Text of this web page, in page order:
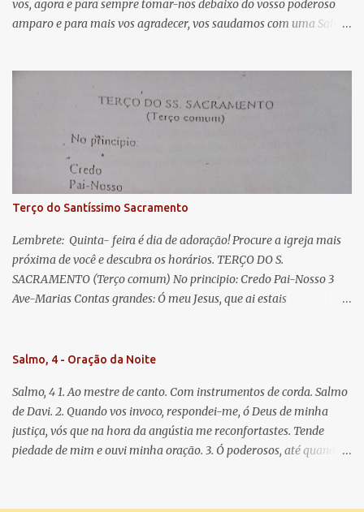
i
o
vos, agora e para sempre tomar-nos debaixo do vosso poderoso
amparo e para mais vos agradecer, vos saudamos com uma Salve
lágrimas. Eia, pois, Advogada nossa, estes vossos olhos
misericordiosos a nós volvei, e depois deste desterro, mostrai-nos
Jesus. Bendito é o fruto do vosso ventre, ó clemente, ó piedosa, ó
doce e sempre Virgem Maria. Rogai por nós Santa Mãe de Deus.
Para que sejamos dignos das promessas de Cristo. Amém.
Terço do Santíssimo Sacramento
Lembrete: Quinta- feira é dia de adoração! Procure a igreja mais
próxima de você e descubra os horários. TERÇO DO S.
SACRAMENTO (Terço comum) No principio: Credo Pai-Nosso 3
Ave-Marias Contas grandes: Ó meu Jesus, que ai estais
Vós morra eu! Nas contas pequenas: Sacramento de Amor!
que nos salva, dá-nos Vossa força, Vosso perdão e a Vossa
misericórdia. (no fim) Rezar 3 vezes: Louvores e graças se deem a
cada momento ao Santíssimo e Diviníssimo Sacramento.
Salmo, 4 - Oração da Noite
Salmo, 4 1. Ao mestre de canto. Com instrumentos de corda. Salmo
de Davi. 2. Quando vos invoco, respondei-me, ó Deus de minha
justiça, vós que na hora da angústia me reconfortastes. Tende
piedade de mim e ouvi minha oração. 3. Ó poderosos, até quando
o Senhor me ouviu quando o invoquei. 5. Tremei, mas sem pecar;